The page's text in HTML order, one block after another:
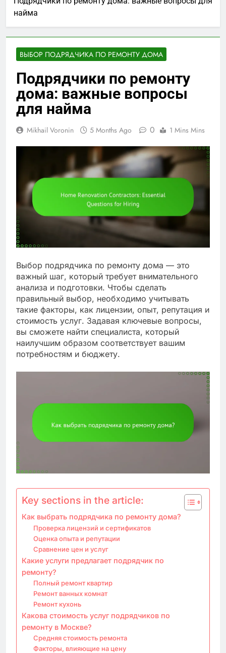
найма
ВЫБОР ПОДРЯДЧИКА ПО РЕМОНТУ ДОМА
Подрядчики по ремонту
дома: важные вопросы
для найма
Mikhail Voronin 5 Months Ago 0 1 Mins Mins
Выбор подрядчика по ремонту дома — это
важный шаг, который требует внимательного
анализа и подготовки. Чтобы сделать
правильный выбор, необходимо учитывать
такие факторы, как лицензии, опыт, репутация и
стоимость услуг. Задавая ключевые вопросы,
вы сможете найти специалиста, который
наилучшим образом соответствует вашим
потребностям и бюджету.
Key sections in the article:
Как выбрать подрядчика по ремонту дома?
Проверка лицензий и сертификатов
Оценка опыта и репутации
Сравнение цен и услуг
Какие услуги предлагает подрядчик по
ремонту?
Полный ремонт квартир
Ремонт ванных комнат
Ремонт кухонь
Какова стоимость услуг подрядчиков по
ремонту в Москве?
Средняя стоимость ремонта
Факторы, влияющие на цену